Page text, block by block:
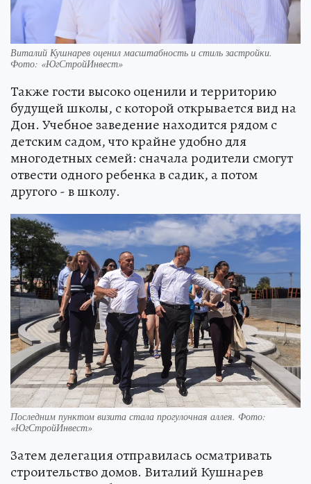
Виталий Кушнарев оценил масштабность и стиль застройки.
Фото: «ЮгСтройИнвест»
Также гости высоко оценили и территорию
будущей школы, с которой открывается вид на
Дон. Учебное заведение находится рядом с
детским садом, что крайне удобно для
многодетных семей: сначала родители смогут
отвести одного ребенка в садик, а потом
другого - в школу.
Последним пунктом визита стала прогулочная аллея. Фото:
«ЮгСтройИнвест»
Затем делегация отправилась осматривать
строительство домов. Виталий Кушнарев